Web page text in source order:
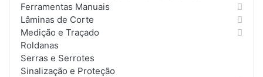
Ferramentas Manuais
Lâminas de Corte
Medição e Traçado
Roldanas
Serras e Serrotes
Sinalização e Proteção